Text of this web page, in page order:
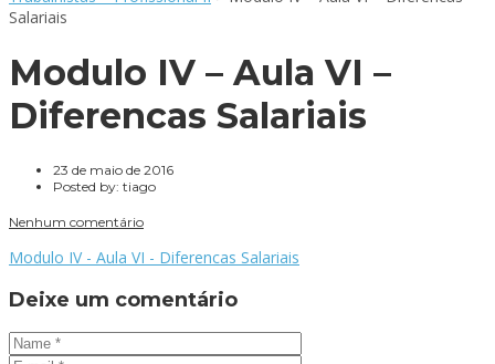
Salariais
Modulo IV – Aula VI –
Diferencas Salariais
23 de maio de 2016
Posted by: tiago
Nenhum comentário
Modulo IV - Aula VI - Diferencas Salariais
Deixe um comentário